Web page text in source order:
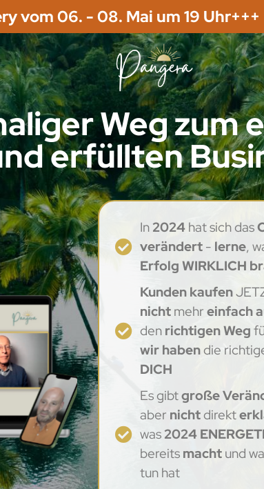
vom 06. - 08. Mai um 19 Uhr+++
Weg zum
erfüllten
In2024hat sich das
verändert- lerne,
Erfolg WIRKLICH
Kunden kaufen
nichtmehreinfach
denrichtigen Weg
wir habendie
DICH
Es gibtgroße
aber nichtdirekt
was2024
bereitsmachtund
tun hat